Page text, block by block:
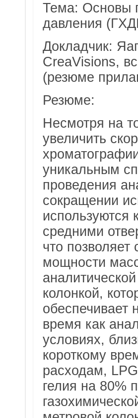
Тема: Основы
давления
Докладчик:
CreaVisions,
(резюме
Резюме:
Несмотря на
увеличить
уникальным
проведения
сокращении
используются
средними
что позволяет
мощности
колонкой,
обеспечивает
время как
условиях,
короткому
расходам,
гелия на 80%